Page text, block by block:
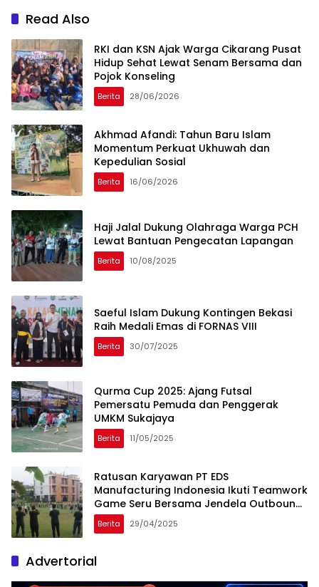
Read Also
RKI dan KSN Ajak Warga Cikarang Pusat
Hidup Sehat Lewat Senam Bersama dan
Pojok Konseling
Berita 28/06/2026
Akhmad Afandi: Tahun Baru Islam
Momentum Perkuat Ukhuwah dan
Kepedulian Sosial
Berita 16/06/2026
Haji Jalal Dukung Olahraga Warga PCH
Lewat Bantuan Pengecatan Lapangan
Berita 10/08/2025
Saeful Islam Dukung Kontingen Bekasi
Raih Medali Emas di FORNAS VIII
Berita 30/07/2025
Qurma Cup 2025: Ajang Futsal
Pemersatu Pemuda dan Penggerak
UMKM Sukajaya
Berita 11/05/2025
Ratusan Karyawan PT EDS
Manufacturing Indonesia Ikuti Teamwork
Game Seru Bersama Jendela Outbound
di Bogor
Berita 29/04/2025
Advertorial